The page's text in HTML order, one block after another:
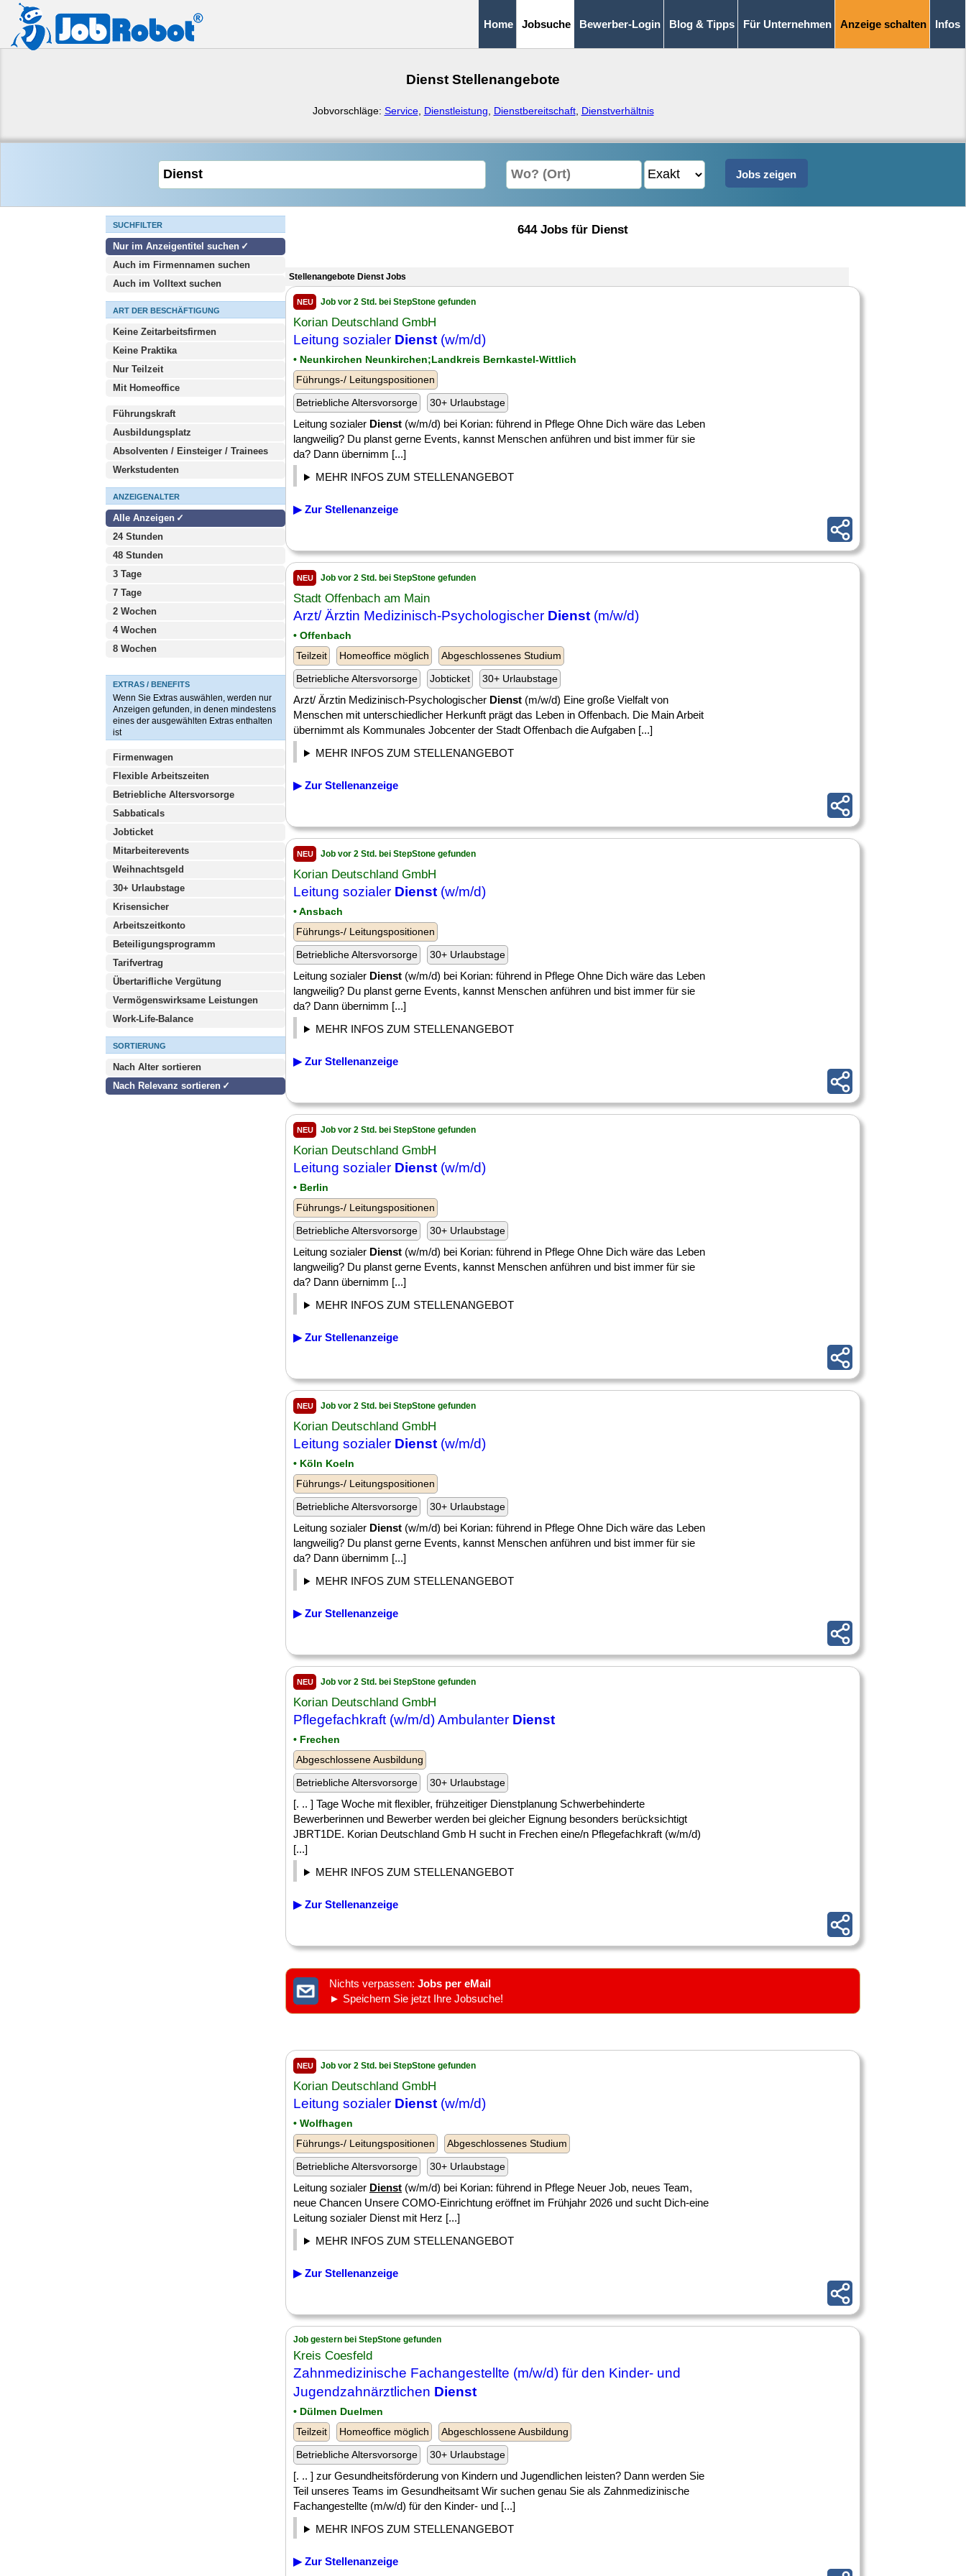
Home Jobsuche Bewerber-Login Blog & Tipps Für Unternehmen Anzeige schalten Infos
Dienst Stellenangebote
Jobvorschläge: Service, Dienstleistung Dienstbereitschaft, Dienstverhältnis
SUCHFILTER
Nur im Anzeigentitel suchen
Auch im Firmennamen suchen
Auch im Volltext suchen
ART DER BESCHÄFTIGUNG
Keine Zeitarbeitsfirmen
Keine Praktika
Nur Teilzeit
Mit Homeoffice
Führungskraft
Ausbildungsplatz
Absolventen / Einsteiger / Trainees
Werkstudenten
ANZEIGENALTER
Alle Anzeigen
24 Stunden
48 Stunden
3 Tage
7 Tage
2 Wochen
4 Wochen
8 Wochen
EXTRAS / BENEFITS
Wenn Sie Extras auswählen, werden nur
Anzeigen gefunden, in denen mindestens
eines der ausgewählten Extras enthalten
ist
Firmenwagen
Flexible Arbeitszeiten
Betriebliche Altersvorsorge
Sabbaticals
Jobticket
Mitarbeiterevents
Weihnachtsgeld
30+ Urlaubstage
Krisensicher
Arbeitszeitkonto
Beteiligungsprogramm
Tarifvertrag
Übertarifliche Vergütung
Vermögenswirksame Leistungen
Work-Life-Balance
SORTIERUNG
Nach Alter sortieren
Nach Relevanz sortieren
644 Jobs für Dienst
Stellenangebote Dienst Jobs
NEU Job vor 2 Std. bei StepStone gefunden
Korian Deutschland GmbH
Leitung sozialer Dienst (w/m/d)
• Neunkirchen Neunkirchen;Landkreis Bernkastel-Wittlich
Führungs-/ Leitungspositionen
Betriebliche Altersvorsorge
30+ Urlaubstage
Leitung sozialer Dienst (w/m/d) bei Korian: führend in Pflege Ohne Dich wäre das Leben
langweilig? Du planst gerne Events, kannst Menschen anführen und bist immer für sie
da? Dann übernimm [...]
MEHR INFOS ZUM STELLENANGEBOT
▶ Zur Stellenanzeige
NEU Job vor 2 Std. bei StepStone gefunden
Stadt Offenbach am Main
Arzt/ Ärztin Medizinisch-Psychologischer Dienst (m/w/d)
• Offenbach
Teilzeit
Homeoffice möglich
Abgeschlossenes Studium
Betriebliche Altersvorsorge
Jobticket 30+ Urlaubstage
Arzt/ Ärztin Medizinisch-Psychologischer Dienst (m/w/d) Eine große Vielfalt von
Menschen mit unterschiedlicher Herkunft prägt das Leben in Offenbach. Die Main Arbeit
übernimmt als Kommunales Jobcenter der Stadt Offenbach die Aufgaben [...]
MEHR INFOS ZUM STELLENANGEBOT
▶ Zur Stellenanzeige
NEU Job vor 2 Std. bei StepStone gefunden
Korian Deutschland GmbH
Leitung sozialer Dienst (w/m/d)
• Ansbach
Führungs-/ Leitungspositionen
Betriebliche Altersvorsorge
30+ Urlaubstage
Leitung sozialer Dienst (w/m/d) bei Korian: führend in Pflege Ohne Dich wäre das Leben
langweilig? Du planst gerne Events, kannst Menschen anführen und bist immer für sie
da? Dann übernimm [...]
MEHR INFOS ZUM STELLENANGEBOT
▶ Zur Stellenanzeige
NEU Job vor 2 Std. bei StepStone gefunden
Korian Deutschland GmbH
Leitung sozialer Dienst (w/m/d)
• Berlin
Führungs-/ Leitungspositionen
Betriebliche Altersvorsorge
30+ Urlaubstage
Leitung sozialer Dienst (w/m/d) bei Korian: führend in Pflege Ohne Dich wäre das Leben
langweilig? Du planst gerne Events, kannst Menschen anführen und bist immer für sie
da? Dann übernimm [...]
MEHR INFOS ZUM STELLENANGEBOT
▶ Zur Stellenanzeige
NEU Job vor 2 Std. bei StepStone gefunden
Korian Deutschland GmbH
Leitung sozialer Dienst (w/m/d)
• Köln Koeln
Führungs-/ Leitungspositionen
Betriebliche Altersvorsorge
30+ Urlaubstage
Leitung sozialer Dienst (w/m/d) bei Korian: führend in Pflege Ohne Dich wäre das Leben
langweilig? Du planst gerne Events, kannst Menschen anführen und bist immer für sie
da? Dann übernimm [...]
MEHR INFOS ZUM STELLENANGEBOT
▶ Zur Stellenanzeige
NEU Job vor 2 Std. bei StepStone gefunden
Korian Deutschland GmbH
Pflegefachkraft (w/m/d) Ambulanter Dienst
• Frechen
Abgeschlossene Ausbildung
Betriebliche Altersvorsorge
30+ Urlaubstage
[. .. ] Tage Woche mit flexibler, frühzeitiger Dienstplanung Schwerbehinderte
Bewerberinnen und Bewerber werden bei gleicher Eignung besonders berücksichtigt
JBRT1DE. Korian Deutschland Gmb H sucht in Frechen eine/n Pflegefachkraft (w/m/d)
[...]
MEHR INFOS ZUM STELLENANGEBOT
▶ Zur Stellenanzeige
Nichts verpassen: Jobs per eMail
► Speichern Sie jetzt Ihre Jobsuche!
NEU Job vor 2 Std. bei StepStone gefunden
Korian Deutschland GmbH
Leitung sozialer Dienst (w/m/d)
• Wolfhagen
Führungs-/ Leitungspositionen
Abgeschlossenes Studium
Betriebliche Altersvorsorge
30+ Urlaubstage
Leitung sozialer Dienst (w/m/d) bei Korian: führend in Pflege Neuer Job, neues Team,
neue Chancen Unsere COMO-Einrichtung eröffnet im Frühjahr 2026 und sucht Dich-eine
Leitung sozialer Dienst mit Herz [...]
MEHR INFOS ZUM STELLENANGEBOT
▶ Zur Stellenanzeige
Job gestern bei StepStone gefunden
Kreis Coesfeld
Zahnmedizinische Fachangestellte (m/w/d) für den Kinder- und
Jugendzahnärztlichen Dienst
• Dülmen Duelmen
Teilzeit
Homeoffice möglich
Abgeschlossene Ausbildung
Betriebliche Altersvorsorge
30+ Urlaubstage
[. .. ] zur Gesundheitsförderung von Kindern und Jugendlichen leisten? Dann werden Sie
Teil unseres Teams im Gesundheitsamt Wir suchen genau Sie als Zahnmedizinische
Fachangestellte (m/w/d) für den Kinder- und [...]
MEHR INFOS ZUM STELLENANGEBOT
▶ Zur Stellenanzeige